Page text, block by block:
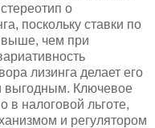
о
поскольку ставки по
выше, чем при
лизинга делает его
выгодным. Ключевое
в налоговой льготе,
и регулятором